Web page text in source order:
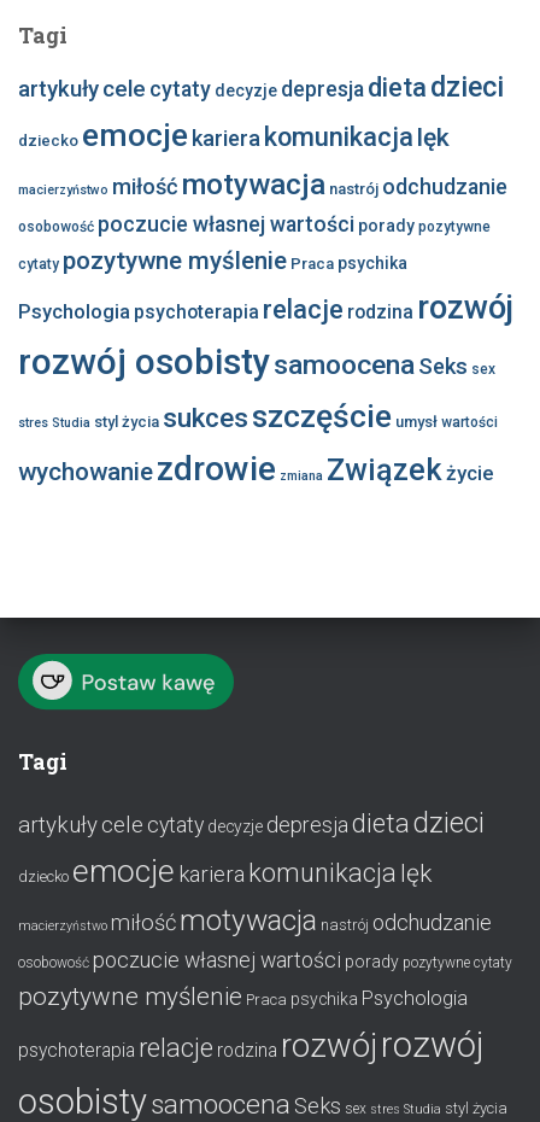
Tagi
artykułycele cytaty decyzje depresja dieta dzieci
dziecko emocje kariera komunikacja lęk
macierzyństwo miłość motywacja nastrój odchudzanie
osobowość poczucie własnej wartości porady pozytywne
cytaty pozytywne myślenie Praca psychika
Psychologia psychoterapia relacje rodzina rozwój
rozwój osobistysamoocenaSeks sex
stres Studia styl życia sukcesszczęście umysł wartości
wychowaniezdrowie zmiana Związekżycie
Tagi
artykułycele cytaty decyzje depresja dietadzieci
dziecko emocje kariera komunikacja lęk
macierzyństwo miłośćmotywacja nastrój odchudzanie
osobowość poczucie własnej wartości porady pozytywne cytaty
pozytywne myślenie Praca psychika Psychologia
psychoterapia relacje rodzina rozwój rozwój
osobistysamoocena Seks sex stres Studia styl życia